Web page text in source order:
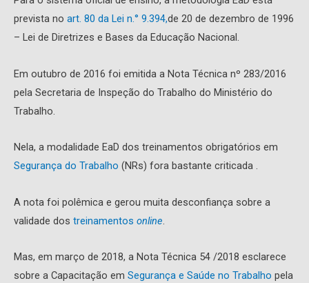
prevista no art. 80 da Lei n.° 9.394,de 20 de dezembro de 1996
– Lei de Diretrizes e Bases da Educação Nacional.
Em outubro de 2016 foi emitida a Nota Técnica nº 283/2016
pela Secretaria de Inspeção do Trabalho do Ministério do
Trabalho.
Nela, a modalidade EaD dos treinamentos obrigatórios em
Segurança do Trabalho (NRs) fora bastante criticada .
A nota foi polêmica e gerou muita desconfiança sobre a
validade dos treinamentos online.
Mas, em março de 2018, a Nota Técnica 54 /2018 esclarece
sobre a Capacitação em Segurança e Saúde no Trabalho pela